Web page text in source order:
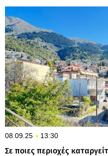
08.09.25 13:30
Σε ποιες περιοχές